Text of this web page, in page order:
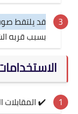
قد يلتقط
بسبب قربه
✔️ المقابلات